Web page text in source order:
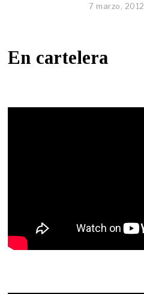
7 marzo, 2012
En cartelera